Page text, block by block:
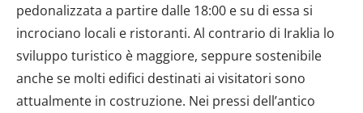
pedonalizzata a partire dalle 18:00 e su di essa si
incrociano locali e ristoranti. Al contrario di Iraklia lo
sviluppo turistico è maggiore, seppure sostenibile
anche se molti edifici destinati ai visitatori sono
attualmente in costruzione. Nei pressi dell’antico